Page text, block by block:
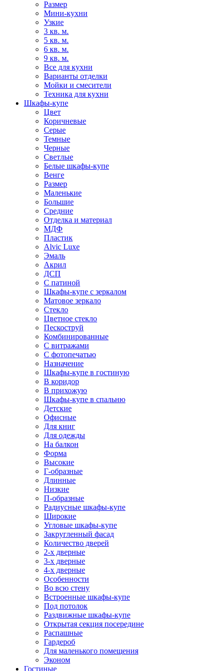
Размер
Мини-кухни
Узкие
3 кв. м.
5 кв. м.
6 кв. м.
9 кв. м.
Все для кухни
Варианты отделки
Мойки и смесители
Техника для кухни
Шкафы-купе
Цвет
Коричневые
Серые
Темные
Черные
Светлые
Белые шкафы-купе
Венге
Размер
Маленькие
Большие
Средние
Отделка и материал
МДФ
Пластик
Alvic Luxe
Эмаль
Акрил
ДСП
С патиной
Шкафы-купе с зеркалом
Матовое зеркало
Стекло
Цветное стекло
Пескоструй
Комбинированные
С витражами
С фотопечатью
Назначение
Шкафы-купе в гостиную
В коридор
В прихожую
Шкафы-купе в спальню
Детские
Офисные
Для книг
Для одежды
На балкон
Форма
Высокие
Г-образные
Длинные
Низкие
П-образные
Радиусные шкафы-купе
Широкие
Угловые шкафы-купе
Закругленный фасад
Количество дверей
2-х дверные
3-х дверные
4-х дверные
Особенности
Во всю стену
Встроенные шкафы-купе
Под потолок
Раздвижные шкафы-купе
Открытая секция посередине
Распашные
Гардероб
Для маленького помещения
Эконом
Гостиные